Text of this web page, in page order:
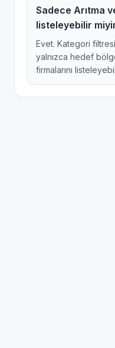
Sadece Arıtma
listeleyebilir
Evet. Kategori
yalnızca hedef
firmalarını